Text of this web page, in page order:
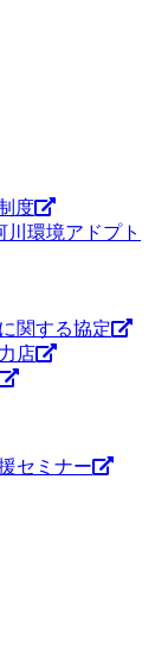
度
環境アドプト
関する協定
店
セミナー